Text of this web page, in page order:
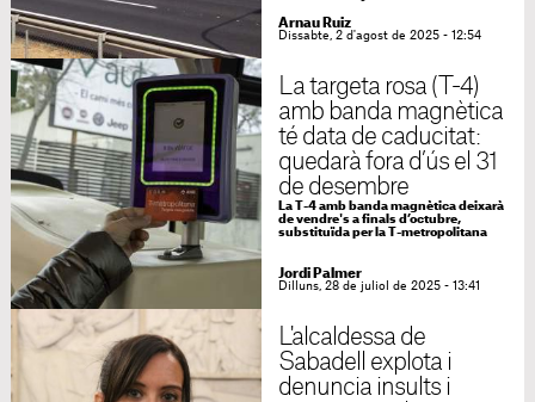
Arnau Ruiz
Dissabte, 2 d'agost de 2025 - 12:54
La targeta rosa (T-4)
amb banda magnètica
té data de caducitat:
quedarà fora d’ús el 31
de desembre
La T-4 amb banda magnètica deixarà
de vendre's a finals d’octubre,
substituïda per la T-metropolitana
Jordi Palmer
Dilluns, 28 de juliol de 2025 - 13:41
L'alcaldessa de
Sabadell explota i
denuncia insults i